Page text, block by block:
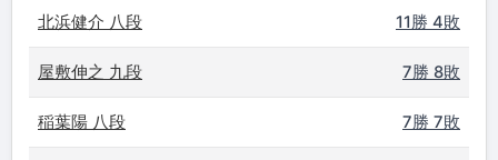
北浜健介 八段 11勝 4敗
屋敷伸之 九段 7勝 8敗
稲葉陽 八段 7勝 7敗